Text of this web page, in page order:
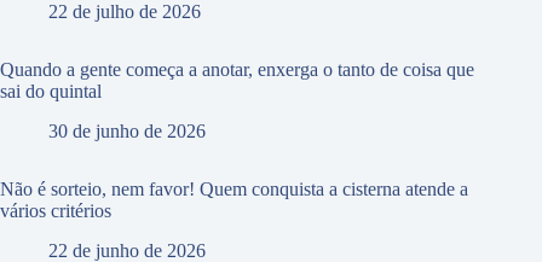
22 de julho de 2026
Quando a gente começa a anotar, enxerga o tanto de coisa que
sai do quintal
30 de junho de 2026
Não é sorteio, nem favor! Quem conquista a cisterna atende a
vários critérios
22 de junho de 2026